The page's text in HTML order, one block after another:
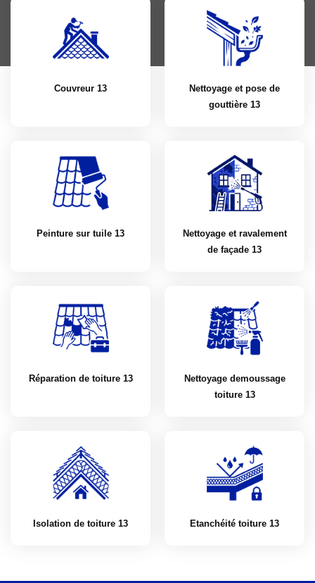
Couvreur 13
Nettoyage et pose de
gouttière 13
Peinture sur tuile 13
Nettoyage et ravalement
de façade 13
Réparation de toiture 13
Nettoyage demoussage
toiture 13
Isolation de toiture 13 Etanchéité toiture 13